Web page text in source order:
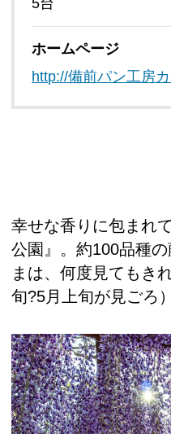
5台
ホームページ
http://備前パン工房
幸せな香りに包まれ
公園』。約100品種
まは、何度見てもき
旬?5月上旬が見ごろ）